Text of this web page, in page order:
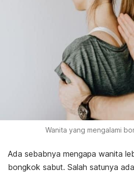
Wanita yang mengalami
Ada sebabnya mengapa wanita
bongkok sabut. Salah satunya